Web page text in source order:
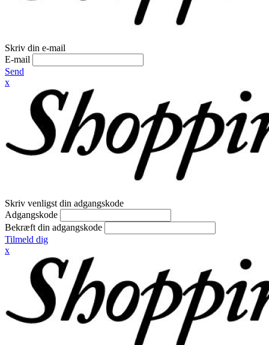
Skriv din e-mail
E-mail
Send
x
Skriv venligst din adgangskode
Adgangskode
Bekræft din adgangskode
Tilmeld dig
x